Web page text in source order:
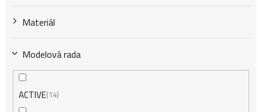
o
v
Materiál
Modelová rada
ACTIVE 14